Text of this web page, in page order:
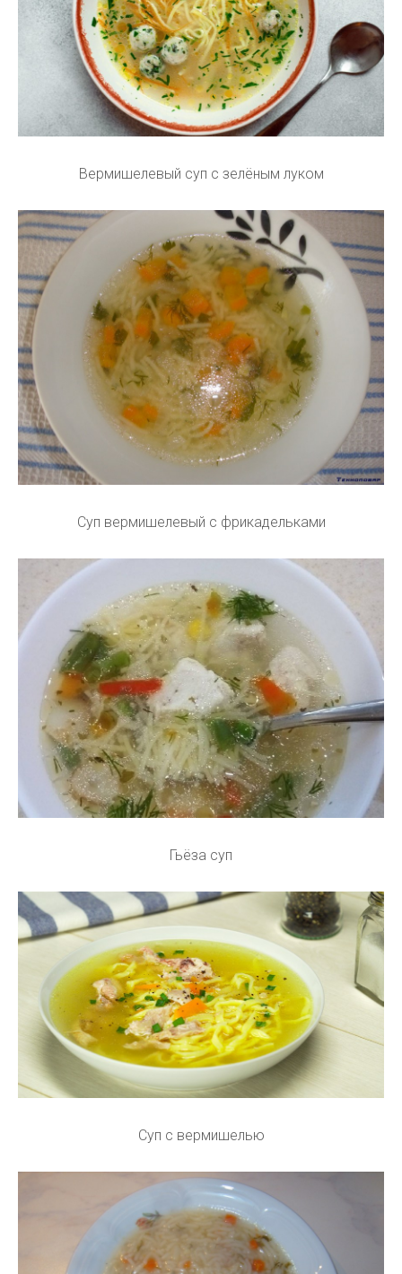
Вермишелевый суп с зелёным луком
Суп вермишелевый с фрикадельками
Гьёза суп
Суп с вермишелью